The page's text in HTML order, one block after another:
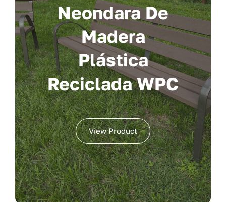
Neondara De
Madera
Plástica
Reciclada WPC
View Product